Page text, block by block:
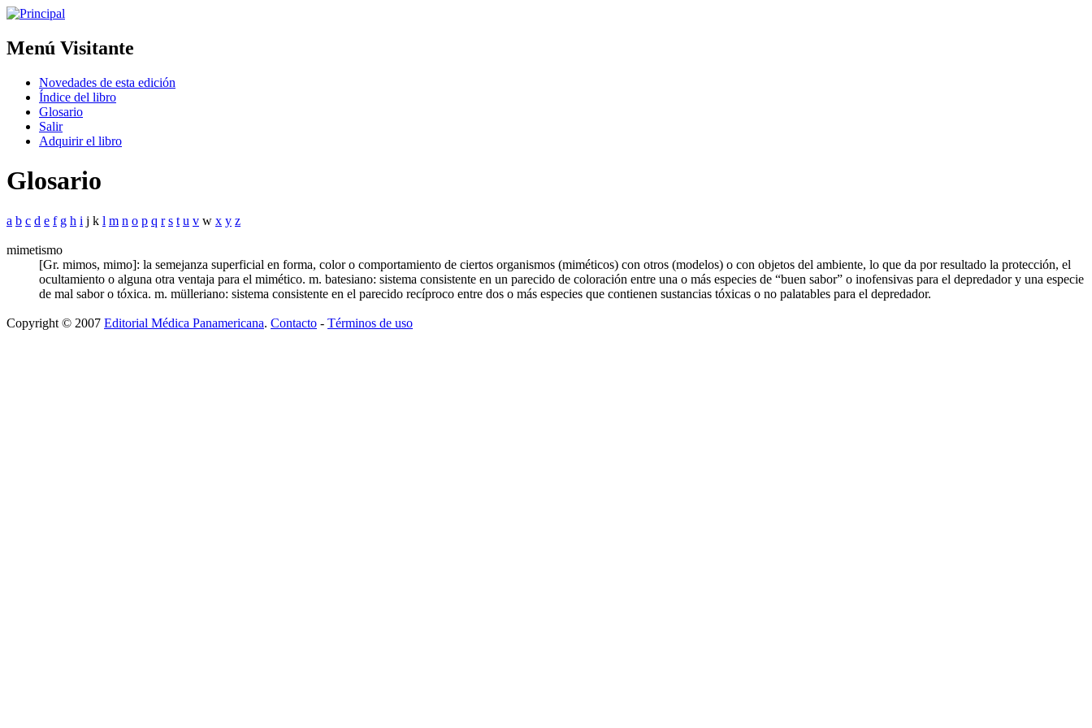
Menú Visitante
Novedades de esta edición
Índice del libro
Glosario
Salir
Adquirir el libro
Glosario
a b c d e f g h i j k l m n o p q r s t u v w x y z
mimetismo
[Gr. mimos, mimo]: la semejanza superficial en forma, color o comportamiento de ciertos organismos (miméticos) con otros (modelos) o con objetos del ambiente, lo que da por resultado la protección, el
ocultamiento o alguna otra ventaja para el mimético. m. batesiano: sistema consistente en un parecido de coloración entre una o más especies de “buen sabor” o inofensivas para el depredador y una especie
de mal sabor o tóxica. m. mülleriano: sistema consistente en el parecido recíproco entre dos o más especies que contienen sustancias tóxicas o no palatables para el depredador.
Copyright © 2007 Editorial Médica Panamericana. Contacto - Términos de uso